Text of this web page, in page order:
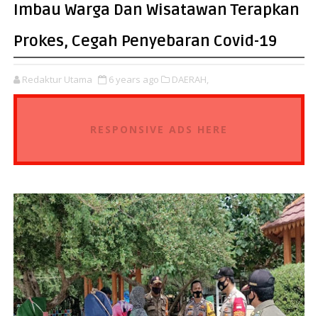
Imbau Warga Dan Wisatawan Terapkan
Prokes, Cegah Penyebaran Covid-19
Redaktur Utama 6 years ago DAERAH,
RESPONSIVE ADS HERE